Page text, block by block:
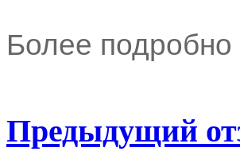
Более
Предыдущий